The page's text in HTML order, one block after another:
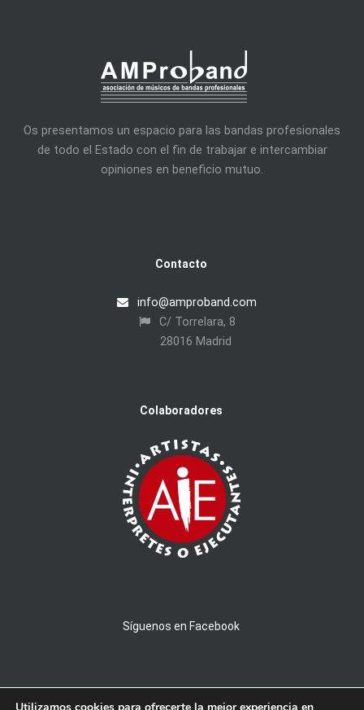
Os presentamos un espacio para las bandas profesionales
de todo el Estado con el fin de trabajar e intercambiar
opiniones en beneficio mutuo.
Contacto
info@amproband.com
C/ Torrelara, 8
28016 Madrid
Colaboradores
Síguenos en Facebook